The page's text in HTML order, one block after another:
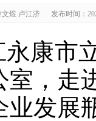
煜 卢江济 发布时间：
康市
室，走
业发展